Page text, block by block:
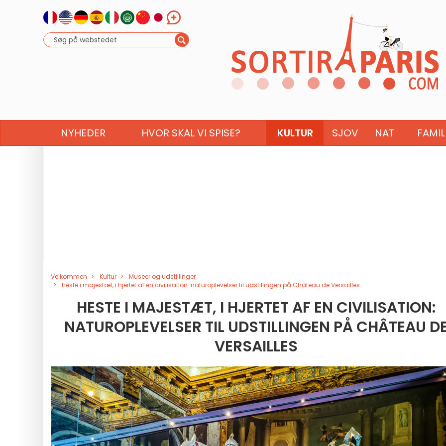
NYHEDER HVOR SKAL VI SPISE? KULTUR SJOV NAT
Velkommen Kultur
Museer og udstillinger
Heste i majestæt, i hjertet af en civilisation: naturoplevelser til udstillingen på Château de Versailles
HESTE I MAJESTÆT, I HJERTET AF EN CIVILISATION:
NATUROPLEVELSER TIL UDSTILLINGEN PÅ CHÂTEAU
VERSAILLES